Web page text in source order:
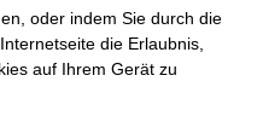
Unico -
PORTUGUESE
oder indem Sie durch die
die Erlaubnis,
auf Ihrem Gerät zu